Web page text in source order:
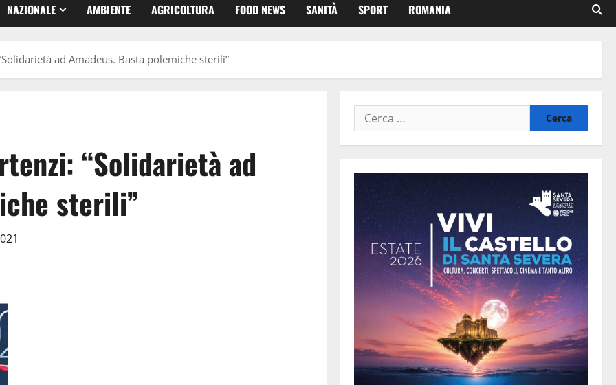
NAZIONALE AMBIENTE AGRICOLTURA FOOD NEWS SANITÀ SPORT ROMANIA
ad Amadeus. Basta polemiche sterili”
“Solidarietà ad
sterili”
Ricerca
per: